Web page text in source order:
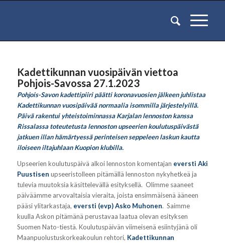
Kadettikunnan vuosipäivän viettoa
Pohjois-Savossa 27.1.2023
Pohjois-Savon kadettipiiri päätti koronavuosien jälkeen juhlistaa
Kadettikunnan vuosipäivää normaalia isommilla järjestelyillä.
Päivä rakentui yhteistoiminnassa Karjalan lennoston kanssa
Rissalassa toteutetusta lennoston upseerien koulutuspäivästä
jatkuen illan hämärtyessä perinteisen seppeleen laskun kautta
iloiseen iltajuhlaan Kuopion klubilla.
Upseerien koulutuspäivä alkoi lennoston komentajan eversti Aki
Puustisen upseeristolleen pitämällä lennoston nykyhetkeä ja
tulevia muutoksia käsittelevällä esityksellä. Olimme saaneet
päiväämme arvovaltaisia vieraita, joista ensimmäisenä ääneen
pääsi ylitarkastaja, eversti (evp) Asko Muhonen. Saimme
kuulla Askon pitämänä perustavaa laatua olevan esityksen
Suomen Nato-tiestä. Koulutuspäivän viimeisenä esiintyjänä oli
Maanpuolustuskorkeakoulun rehtori, Kadettikunnan